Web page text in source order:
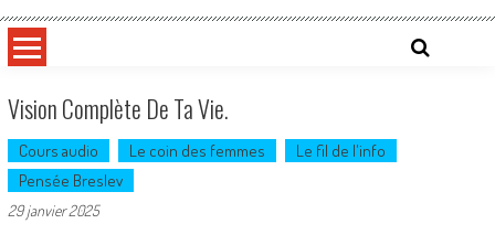
Vision Complète De Ta Vie.
Cours audio Le coin des femmes
Le fil de l'info
Pensée Breslev
29 janvier 2025